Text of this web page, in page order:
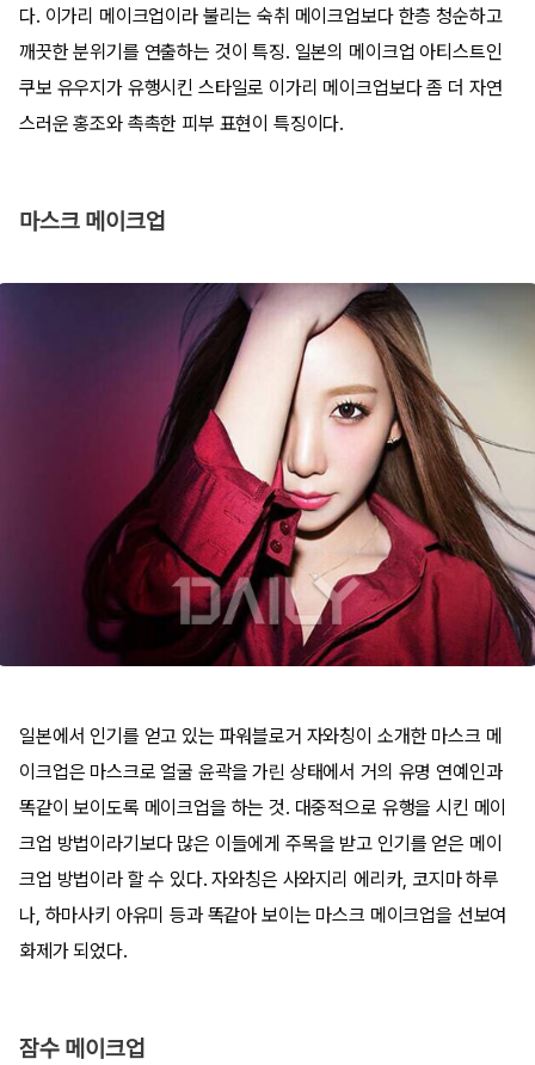
다. 이가리 메이크업이라 불리는 숙취 메이크업보다 한층 청순하고
깨끗한 분위기를 연출하는 것이 특징. 일본의 메이크업 아티스트인
쿠보 유우지가 유행시킨 스타일로 이가리 메이크업보다 좀 더 자연
스러운 홍조와 촉촉한 피부 표현이 특징이다.
마스크 메이크업
일본에서 인기를 얻고 있는 파워블로거 자와칭이 소개한 마스크 메
이크업은 마스크로 얼굴 윤곽을 가린 상태에서 거의 유명 연예인과
똑같이 보이도록 메이크업을 하는 것. 대중적으로 유행을 시킨 메이
크업 방법이라기보다 많은 이들에게 주목을 받고 인기를 얻은 메이
크업 방법이라 할 수 있다. 자와칭은 사와지리 에리카, 코지마 하루
나, 하마사키 아유미 등과 똑같아 보이는 마스크 메이크업을 선보여
화제가 되었다.
잠수 메이크업